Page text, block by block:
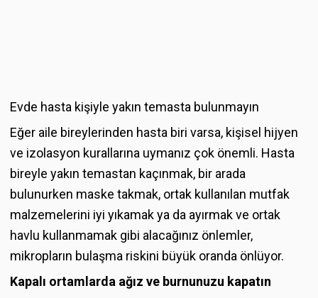
Evde hasta kişiyle yakın temasta bulunmayın
Eğer aile bireylerinden hasta biri varsa, kişisel hijyen
ve izolasyon kurallarına uymanız çok önemli. Hasta
bireyle yakın temastan kaçınmak, bir arada
bulunurken maske takmak, ortak kullanılan mutfak
malzemelerini iyi yıkamak ya da ayırmak ve ortak
havlu kullanmamak gibi alacağınız önlemler,
mikropların bulaşma riskini büyük oranda önlüyor.
Kapalı ortamlarda ağız ve burnunuzu kapatın